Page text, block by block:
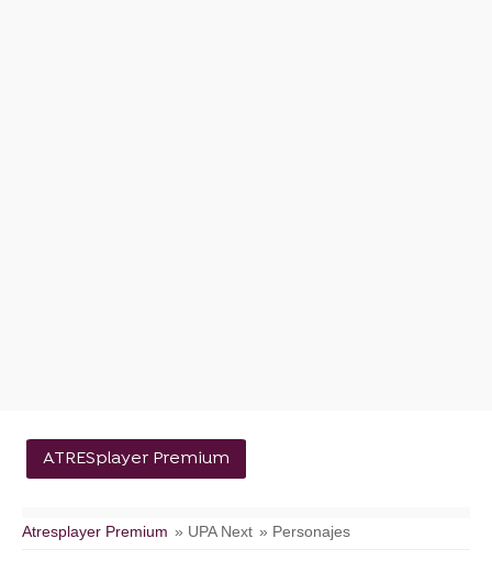
ATRESplayer Premium
Atresplayer Premium » UPA Next » Personajes